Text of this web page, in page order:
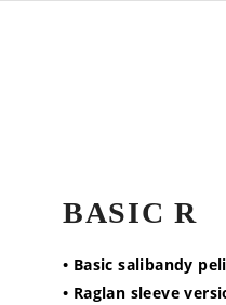
BASIC R
• Basic salibandy
• Raglan sleeve